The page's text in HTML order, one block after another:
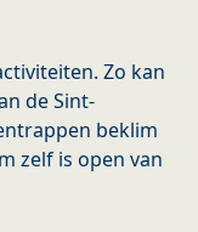
Zo kan
de Sint-
beklim
zelf is open van